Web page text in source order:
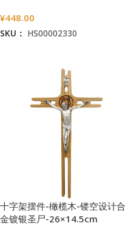
¥448.00
SKU： HS00002330
十字架摆件-橄榄木-镂空设计合
金镀银圣尸-26×14.5cm